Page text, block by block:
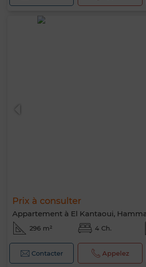
Prix à consulter
Appartement à El Kantaoui,
296 m² 4 Ch.
Contacter Appelez